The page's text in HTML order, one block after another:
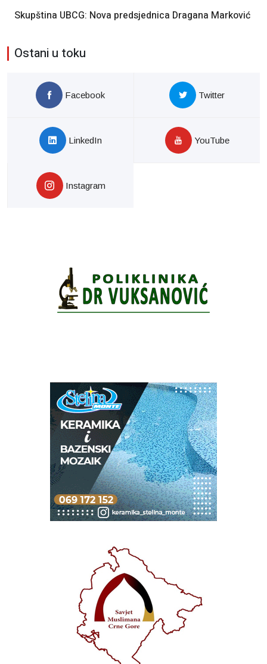
Skupština UBCG: Nova predsjednica Dragana Marković
Ostani u toku
Facebook Twitter
LinkedIn YouTube
Instagram